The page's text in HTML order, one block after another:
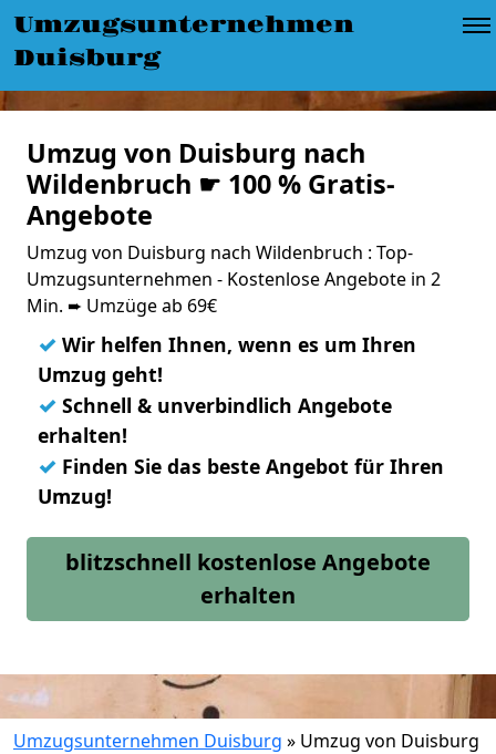
Umzugsunternehmen
Duisburg
Umzug von Duisburg nach
Wildenbruch ☛ 100 % Gratis-
Angebote
Umzug von Duisburg nach Wildenbruch : Top-
Umzugsunternehmen - Kostenlose Angebote in 2
Min. ➨ Umzüge ab 69€
✓ Wir helfen Ihnen, wenn es um Ihren
Umzug geht!
✓ Schnell & unverbindlich Angebote
erhalten!
✓ Finden Sie das beste Angebot für Ihren
Umzug!
blitzschnell kostenlose Angebote
erhalten
Umzugsunternehmen Duisburg » Umzug von Duisburg